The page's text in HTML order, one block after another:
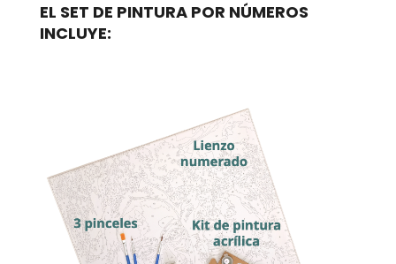
EL SET DE PINTURA POR NÚMEROS
INCLUYE: